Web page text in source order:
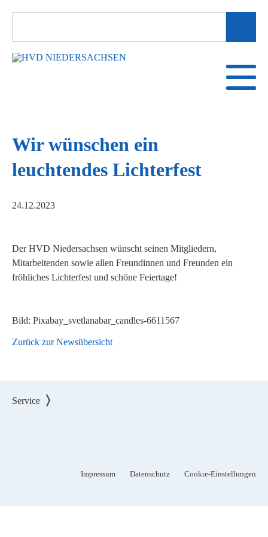
SUCHBEGRIFFE
Wir wünschen ein
leuchtendes Lichterfest
24.12.2023
Der HVD Niedersachsen wünscht seinen Mitgliedern,
Mitarbeitenden sowie allen Freundinnen und Freunden ein
fröhliches Lichterfest und schöne Feiertage!
Bild: Pixabay_svetlanabar_candles-6611567
Zurück zur Newsübersicht
Service
Impressum Datenschutz Cookie-Einstellungen